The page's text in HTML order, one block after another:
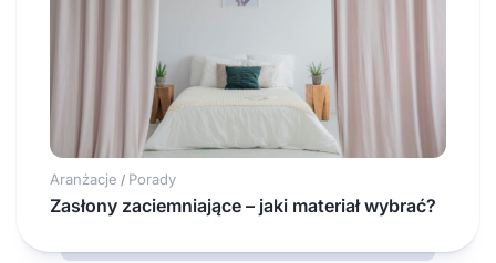
Aranżacje / Porady
Zasłony zaciemniające – jaki materiał wybrać?